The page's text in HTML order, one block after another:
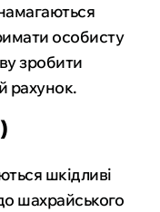
особисту
зробити
рахунок.
шкідливі
шахрайського